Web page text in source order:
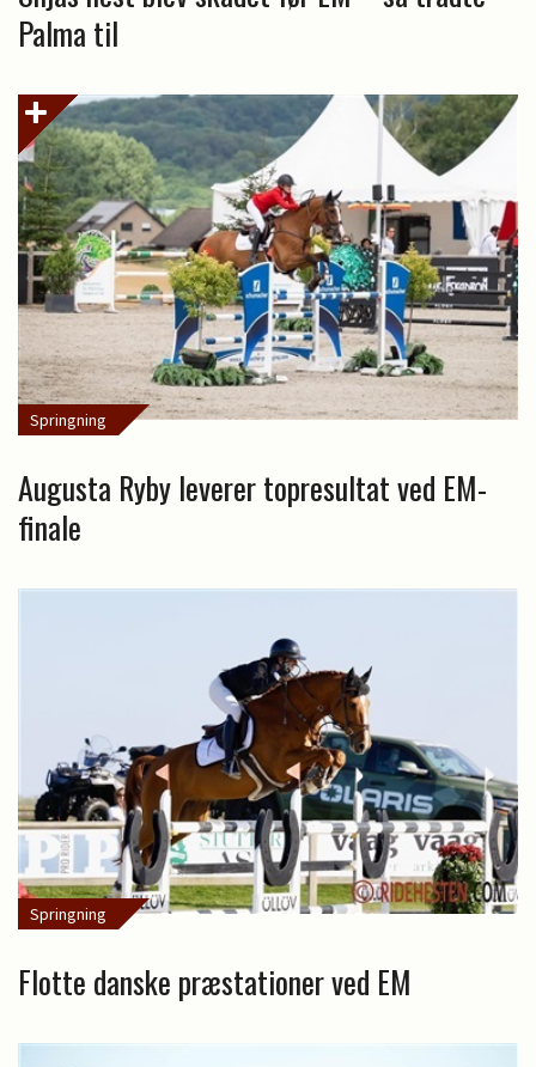
Palma til
Springning
Augusta Ryby leverer topresultat ved EM-
finale
Springning
Flotte danske præstationer ved EM